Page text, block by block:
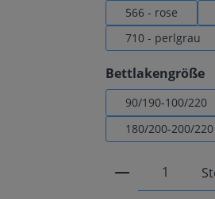
566 - rose
710 - perlgrau
Bettlakengröße
90/190-100/220
180/200-200/220
Produkt